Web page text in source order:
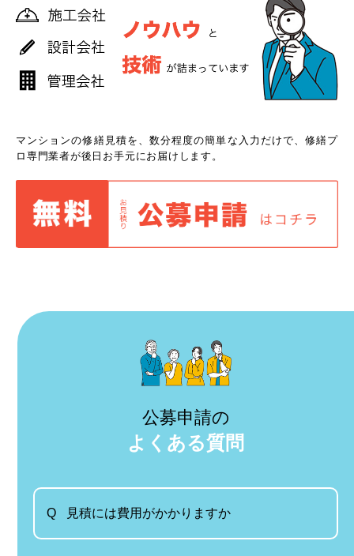
マンションの修繕見積を、数分程度の簡単な入力だけで、修繕プ
ロ専門業者が後日お手元にお届けします。
公募申請の
よくある質問
Q 見積には費用がかかりますか